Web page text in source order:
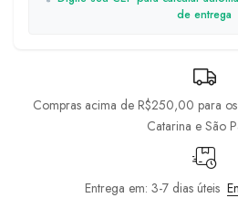
de entrega
Compras acima de R$250,00 para
Catarina e São
Entrega em: 3-7 dias úteis